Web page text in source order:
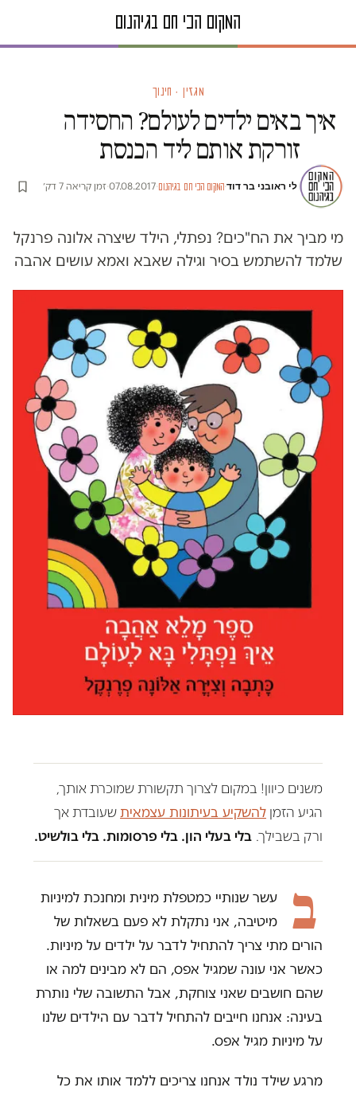
מגזין · חינוך
איך באים ילדים לעולם? החסידה
זורקת אותם ליד הכנסת
לי ראובני בר דוד·המקום הכי חם בגיהנום·
07.08.2017
·זמן קריאה 7 דק׳
מי מביך את הח"כים? נפתלי, הילד שיצרה אלונה פרנקל
שלמד להשתמש בסיר וגילה שאבא ואמא עושים אהבה
משנים כיוון! במקום לצרוך תקשורת שמוכרת אותך,
הגיע הזמן להשקיע בעיתונות עצמאיתשעובדת אך
ורק בשבילך. בלי בעלי הון. בלי פרסומות. בלי בולשיט.
ב
עשר שנותיי כמטפלת מינית ומחנכת למיניות
מיטיבה, אני נתקלת לא פעם בשאלות של
הורים מתי צריך להתחיל לדבר על ילדים על מיניות.
כאשר אני עונה שמגיל אפס, הם לא מבינים למה או
שהם חושבים שאני צוחקת, אבל התשובה שלי נותרת
בעינה: אנחנו חייבים להתחיל לדבר עם הילדים שלנו
על מיניות מגיל אפס.
מרגע שילד נולד אנחנו צריכים ללמד אותו את כל